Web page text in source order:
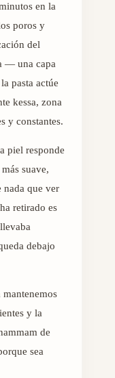
en la
poros y
del
— una capa
pasta actúe
kessa, zona
y constantes.
piel responde
suave,
que ver
retirado es
debajo
y la
de
sea